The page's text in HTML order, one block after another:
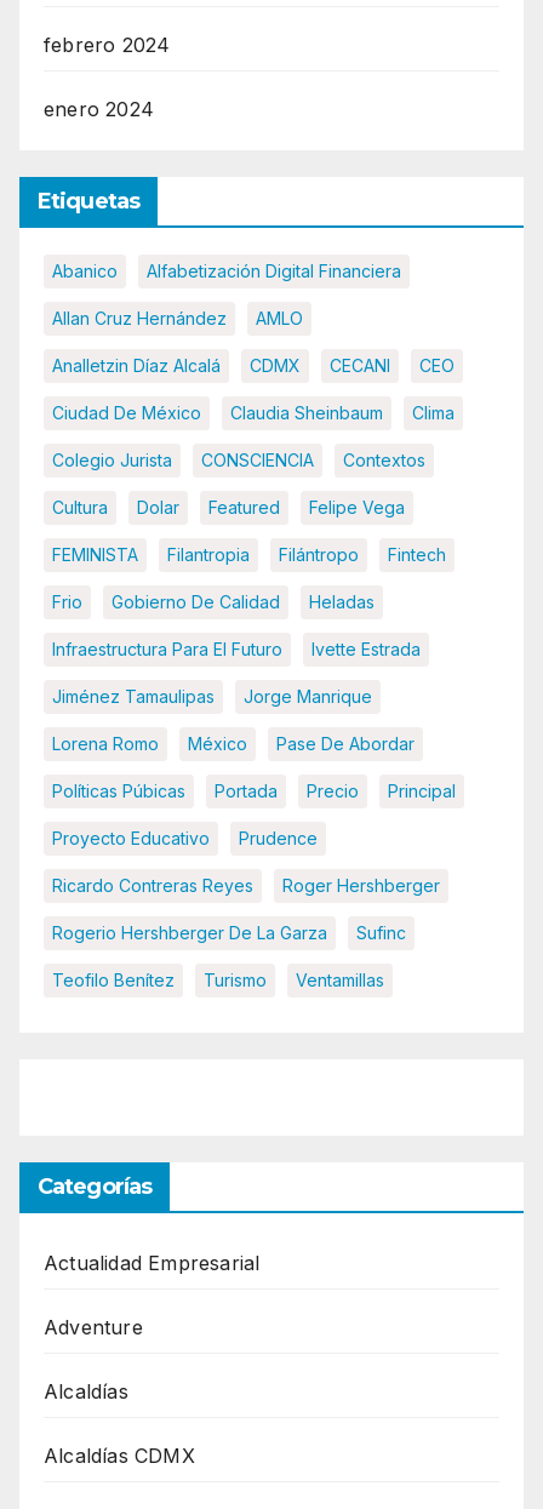
febrero 2024
enero 2024
Etiquetas
Abanico Alfabetización Digital Financiera
Allan Cruz Hernández AMLO
Analletzin Díaz Alcalá CDMX CECANI CEO
Ciudad De México Claudia Sheinbaum Clima
Colegio Jurista CONSCIENCIA Contextos
Cultura Dolar Featured Felipe Vega
FEMINISTA Filantropia Filántropo Fintech
Frio Gobierno De Calidad Heladas
Infraestructura Para El Futuro Ivette Estrada
Jiménez Tamaulipas Jorge Manrique
Lorena Romo México Pase De Abordar
Políticas Púbicas Portada Precio Principal
Proyecto Educativo Prudence
Ricardo Contreras Reyes Roger Hershberger
Rogerio Hershberger De La Garza Sufinc
Teofilo Benítez Turismo Ventamillas
Categorías
Actualidad Empresarial
Adventure
Alcaldías
Alcaldías CDMX